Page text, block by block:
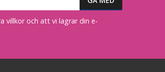
villkor och att vi lagrar din e-